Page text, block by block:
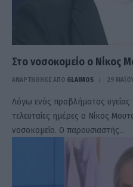
Στο νοσοκομείο ο Νίκος
ΑΝΑΡΤΗΘΗΚΕ ΑΠΟ GLAIMOS 29
Λόγω ενός προβλήματος υγείας
τελευταίες ημέρες ο Νίκος
νοσοκομείο. Ο παρουσιαστής…